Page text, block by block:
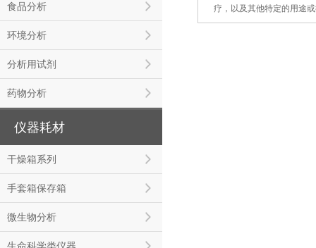
食品分析
环境分析
分析用试剂
药物分析
仪器耗材
干燥箱系列
手套箱保存箱
微生物分析
疗，以及其他特定的用途